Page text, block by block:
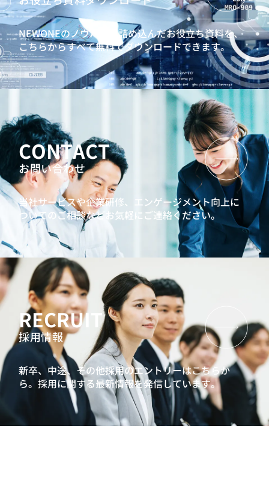
NEWONEのノウハウを詰め込んだお役立ち資料を、
こちらからすべて無料でダウンロードできます。
CONTACT
お問い合わせ
当社サービスや企業研修、エンゲージメント向上に
ついてのご相談などお気軽にご連絡ください。
RECRUIT
採用情報
新卒、中途、その他採用のエントリーはこちらか
ら。採用に関する最新情報を発信しています。